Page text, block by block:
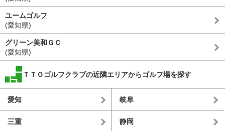
ユームゴルフ
(愛知県)
グリーン美和ＧＣ
(愛知県)
ＴＴＯゴルフクラブの近隣エリアからゴルフ場を探す
愛知 岐阜
三重 静岡